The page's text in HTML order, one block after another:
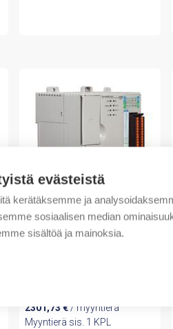
evästeistä
kerätäksemme ja
sosiaalisen median
sisältöä ja mainoksia.
Rockwell Automation
CompactLogix Dual
2301,73 €/ myyntierä
Myyntierä sis. 1 KPL